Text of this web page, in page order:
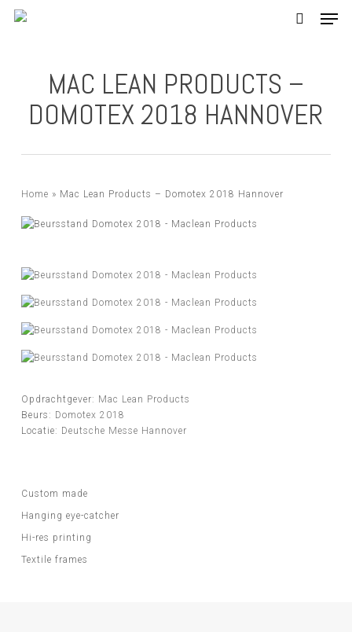
Skip
MAC LEAN PRODUCTS –
DOMOTEX 2018 HANNOVER
Home » Mac Lean Products – Domotex 2018 Hannover
Opdrachtgever: Mac Lean Products
Beurs: Domotex 2018
Locatie: Deutsche Messe Hannover
Custom made
Hanging eye-catcher
Hi-res printing
Textile frames